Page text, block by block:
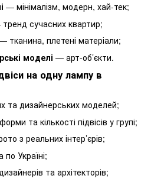
— мінімалізм, модерн, хай-тек;
сучасних квартир;
тканина, плетені матеріали;
моделі — арт-об’єкти.
на одну лампу в
та дизайнерських моделей;
та кількості підвісів у групі;
з реальних інтер’єрів;
Україні;
та архітекторів;